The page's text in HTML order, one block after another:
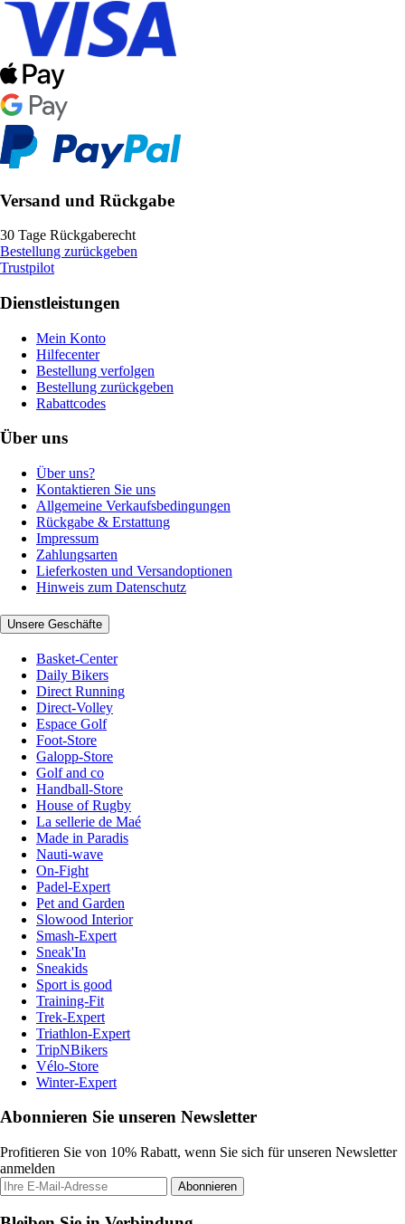
Versand und Rückgabe
30 Tage Rückgaberecht
Bestellung zurückgeben
Trustpilot
Dienstleistungen
Mein Konto
Hilfecenter
Bestellung verfolgen
Bestellung zurückgeben
Rabattcodes
Über uns
Über uns?
Kontaktieren Sie uns
Allgemeine Verkaufsbedingungen
Rückgabe & Erstattung
Impressum
Zahlungsarten
Lieferkosten und Versandoptionen
Hinweis zum Datenschutz
Unsere Geschäfte
Basket-Center
Daily Bikers
Direct Running
Direct-Volley
Espace Golf
Foot-Store
Galopp-Store
Golf and co
Handball-Store
House of Rugby
La sellerie de Maé
Made in Paradis
Nauti-wave
On-Fight
Padel-Expert
Pet and Garden
Slowood Interior
Smash-Expert
Sneak'In
Sneakids
Sport is good
Training-Fit
Trek-Expert
Triathlon-Expert
TripNBikers
Vélo-Store
Winter-Expert
Abonnieren Sie unseren Newsletter
Profitieren Sie von 10% Rabatt, wenn Sie sich für unseren Newsletter
anmelden
Abonnieren